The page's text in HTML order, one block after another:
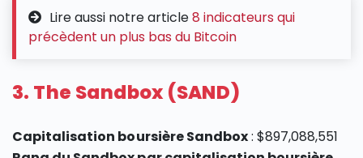
Lire aussi notre article8 indicateurs qui
précèdent un plus bas du Bitcoin
3. The Sandbox (SAND)
Capitalisation boursière Sandbox: $897,088,551